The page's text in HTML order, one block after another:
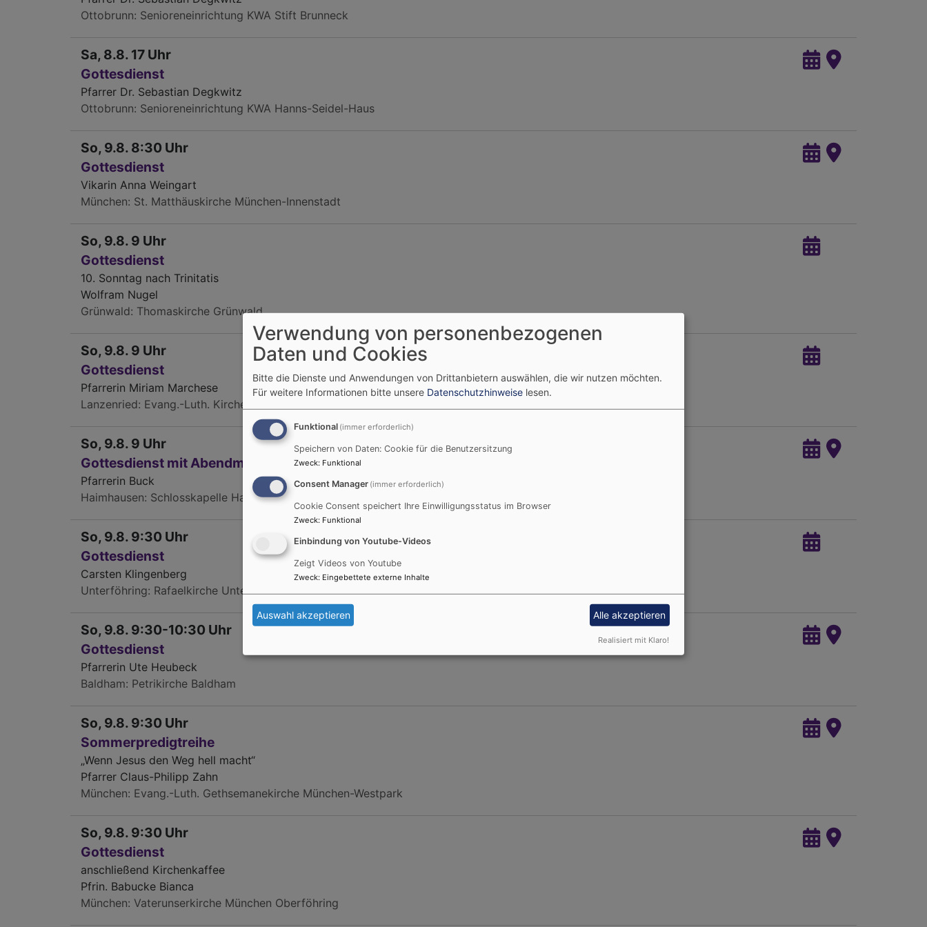
Ottobrunn Senioreneinrichtung KWA Stift Brunneck
Sa, 8.8. 17 Uhr
Gottesdienst
Pfarrer Dr. Sebastian Degkwitz
Ottobrunn Senioreneinrichtung KWA Hanns-Seidel-Haus
So, 9.8. 8:30 Uhr
Gottesdienst
Vikarin Anna Weingart
München St. Matthäuskirche München-Innenstadt
So, 9.8. 9 Uhr
Gottesdienst
10. Sonntag nach Trinitatis
Wolfram Nugel
Grünwald Thomaskirche Grünwald
So, 9.8. 9 Uhr
Gottesdienst
Pfarrerin Miriam Marchese
Lanzenried Evang.-Luth. Kirche Lanzenried
So, 9.8. 9 Uhr
Gottesdienst mit Abendmahl
Pfarrerin Buck
Haimhausen Schlosskapelle Haimhausen
So, 9.8. 9:30 Uhr
Gottesdienst
Carsten Klingenberg
Unterföhring Rafaelkirche Unterföhring
So, 9.8. 9:30-10:30 Uhr
Gottesdienst
Pfarrerin Ute Heubeck
Baldham Petrikirche Baldham
So, 9.8. 9:30 Uhr
Sommerpredigtreihe
„Wenn Jesus den Weg hell macht“
Pfarrer Claus-Philipp Zahn
München Evang.-Luth. Gethsemanekirche München-Westpark
So, 9.8. 9:30 Uhr
Gottesdienst
anschließend Kirchenkaffee
Pfrin. Babucke Bianca
München Vaterunserkirche München Oberföhring
Verwendung von personenbezogenen
Daten und Cookies
Bitte die Dienste und Anwendungen von Drittanbietern auswählen, die wir nutzen möchten.
Für weitere Informationen bitte unsere Datenschutzhinweise lesen.
Funktional (immer erforderlich)
Speichern von Daten: Cookie für die Benutzersitzung
Zweck: Funktional
Consent Manager (immer erforderlich)
Cookie Consent speichert Ihre Einwilligungsstatus im Browser
Zweck: Funktional
Einbindung von Youtube-Videos
Zeigt Videos von Youtube
Zweck: Eingebettete externe Inhalte
Auswahl akzeptieren Alle akzeptieren
Realisiert mit Klaro!